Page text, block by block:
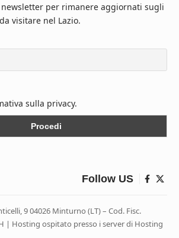
per rimanere aggiornati sugli
visitare nel Lazio.
sulla privacy.
Follow US
9 04026 Minturno (LT) – Cod. Fisc.
| Hosting ospitato presso i server di Hosting